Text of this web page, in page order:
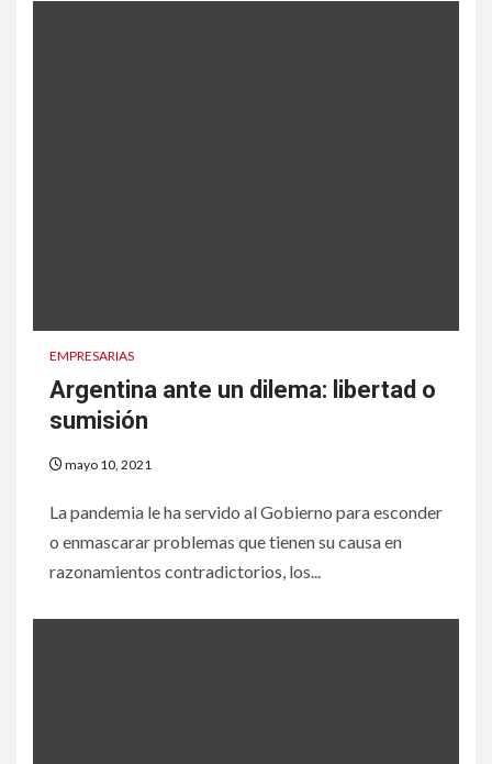
EMPRESARIAS
Argentina ante un dilema: libertad o
sumisión
mayo 10, 2021
La pandemia le ha servido al Gobierno para esconder
o enmascarar problemas que tienen su causa en
razonamientos contradictorios, los...